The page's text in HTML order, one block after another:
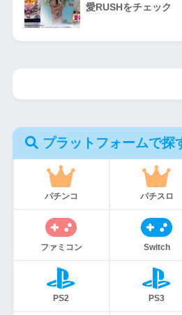
愛RUSHをチェック
プラットフォームで探
パチンコ パチスロ
ファミコン Switch
PS2 PS3